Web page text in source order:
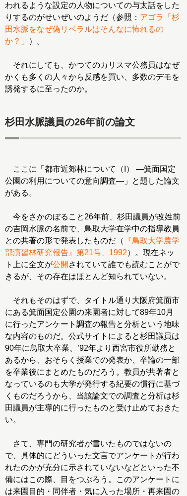
われるような設定の人物についての与太話をした
りするのがせいぜいのようだ（参照： アゴラ「杉
田水脈をなぜ偽リベラルはそんなに怖れるの
か？」
）。
それにしても、かつてのカリスマ公務員はなぜ
かくも多くの人々から反感を買い、多数のデモを
誘発するに至ったのか。
杉田水脈議員の26年前の論文
ここに「都市近郊林について（I） ―箕面国定
公園の利用についての意向調査―」と題した論文
がある。
今をさかのぼること26年前、杉田議員が改姓前
の吉岡水脈の名前で、鳥取大学在学中の指導教員
との共著の形で発表したものだ（
『鳥取大学農学
部演習林研究報告』第21号、1992）。現在ネッ
ト上に全文が公開 されていて誰でも読むことがで
きるが、その存在はほとんど知られていない。
それもそのはずで、タイトル通り大阪府箕面市
にある箕面国定公園の来園者に対して89年10月
に行ったアンケート調査の報告と分析という地味
な内容のものだ。公式サイトによると杉田議員は
90年に鳥取大卒業、’92年より西宮市役所勤務と
あるから、おそらく授業での発表か、卒論の一部
を卒業後にまとめたものだろう。教員が共著者と
なっているのも大学が発行する紀要の慣行に基づ
くものだろうから、当該論文での調査と分析は杉
田議員が主導的に行ったものと受け止めておきた
い。
さて、専門の研究者が書いたものではないの
で、具体的にどういった文言でアンケートが行わ
れたのかが充分に示されていないなどといった不
備にはこの際、目をつぶろう。このアンケートに
は来園目的・同伴者・気に入った場所・再来園の